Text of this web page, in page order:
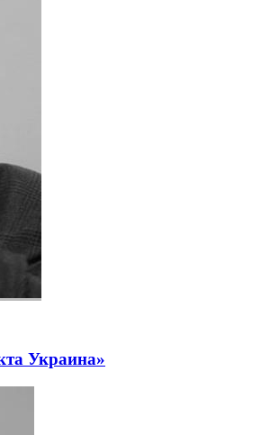
Украина»